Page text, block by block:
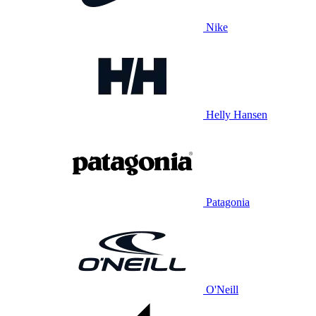
Nike
Helly Hansen
Patagonia
O'Neill